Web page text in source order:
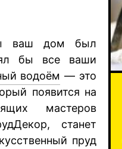
ваш дом был
бы все ваши
водоём — это
появится на
мастеров
станет
пруд